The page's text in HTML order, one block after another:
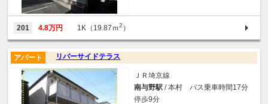
201 4.8万円 1K（19.87ｍ2 ）
リバーサイドテラス
アパート
ＪＲ埼京線
南与野駅 / 本村 バス乗車時間17分
停歩9分